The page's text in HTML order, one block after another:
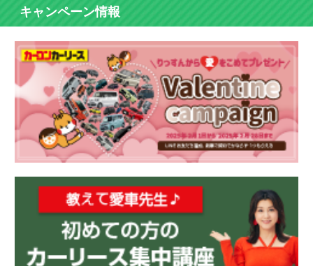
キャンペーン情報